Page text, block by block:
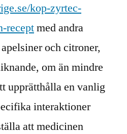
kop-zyrtec-
receptmed andra
och citroner,
om än mindre
upprätthålla en vanlig
interaktioner
att medicinen